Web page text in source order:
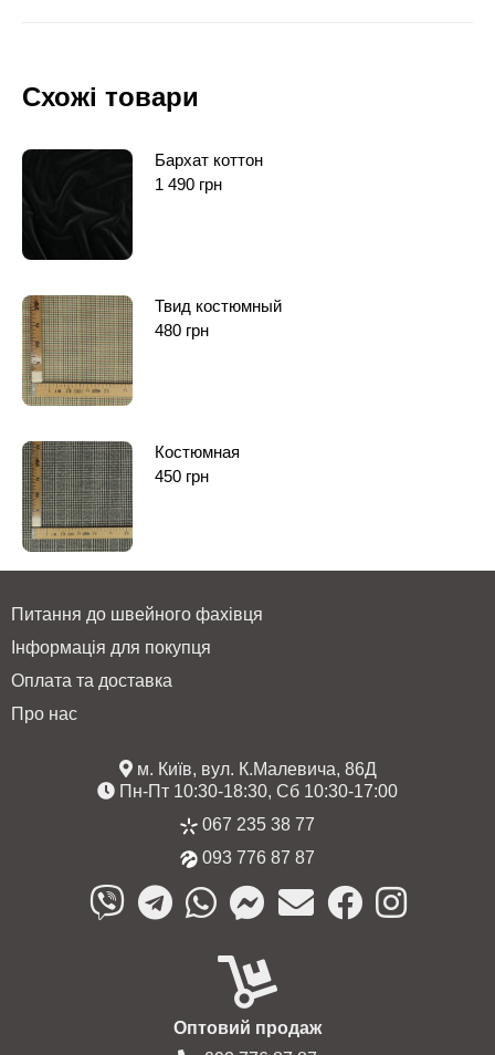
Схожі товари
Бархат коттон
1 490 грн
Твид костюмный
480 грн
Костюмная
450 грн
Питання до швейного фахівця
Інформація для покупця
Оплата та доставка
Про нас
м. Київ, вул. К.Малевича, 86Д
Пн-Пт 10:30-18:30, Сб 10:30-17:00
067 235 38 77
093 776 87 87
Оптовий продаж